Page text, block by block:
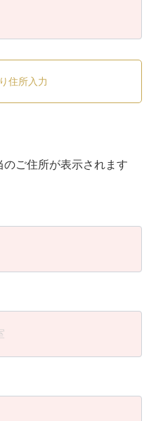
住所入力
ご住所が表示されます